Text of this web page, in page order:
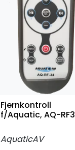
Fjernkontroll
f/Aquatic, AQ-RF3
AquaticAV